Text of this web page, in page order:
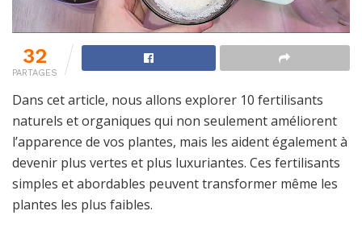
32
PARTAGES
Dans cet article, nous allons explorer 10 fertilisants
naturels et organiques qui non seulement améliorent
l’apparence de vos plantes, mais les aident également à
devenir plus vertes et plus luxuriantes. Ces fertilisants
simples et abordables peuvent transformer même les
plantes les plus faibles.